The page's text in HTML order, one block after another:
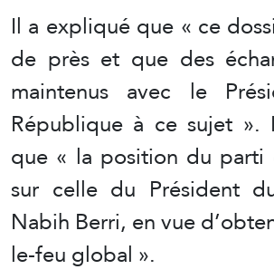
Il a expliqué que « ce
de près et que des
maintenus avec le
République à ce sujet ».
que « la position du parti
sur celle du Président
Nabih Berri, en vue
le-feu global ».